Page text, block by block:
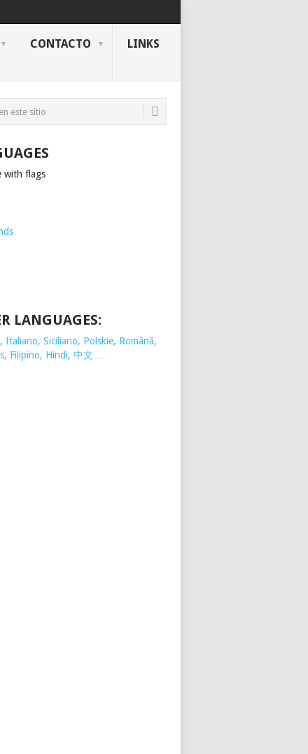
CONTACTO LINKS
LANGUAGES:
Italiano, Siciliano, Polskie, Românã,
Filipino, Hindi, 中文 …